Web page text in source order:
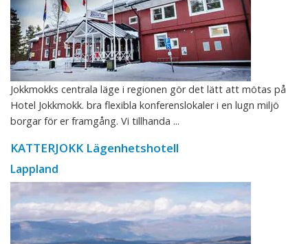
Jokkmokks centrala läge i regionen gör det lätt att mötas på
Hotel Jokkmokk. bra flexibla konferenslokaler i en lugn miljö
borgar för er framgång. Vi tillhanda ...
KATTERJOKK Lägenhetshotell
Lappland